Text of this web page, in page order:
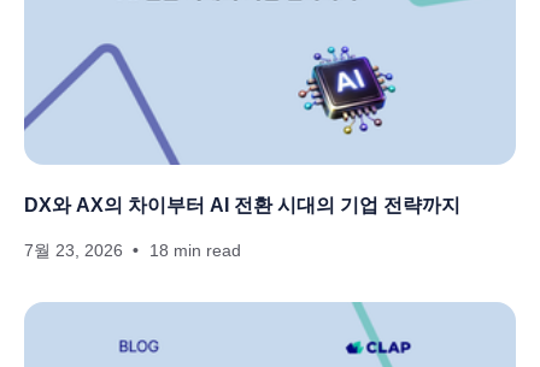
DX와 AX의 차이부터 AI 전환 시대의 기업 전략까지
7월 23, 2026 18 min read